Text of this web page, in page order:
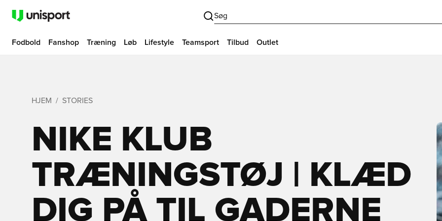
Søg
Fodbold Fanshop Træning Løb Lifestyle Teamsport Tilbud Outlet
HJEM STORIES
NIKE KLUB
TRÆNINGSTØJ | KLÆD
DIG PÅ TIL GADERNE